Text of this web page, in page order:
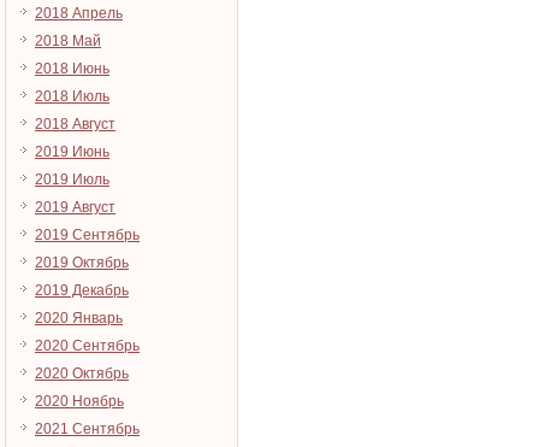
2018 Апрель
2018 Май
2018 Июнь
2018 Июль
2018 Август
2019 Июнь
2019 Июль
2019 Август
2019 Сентябрь
2019 Октябрь
2019 Декабрь
2020 Январь
2020 Сентябрь
2020 Октябрь
2020 Ноябрь
2021 Сентябрь